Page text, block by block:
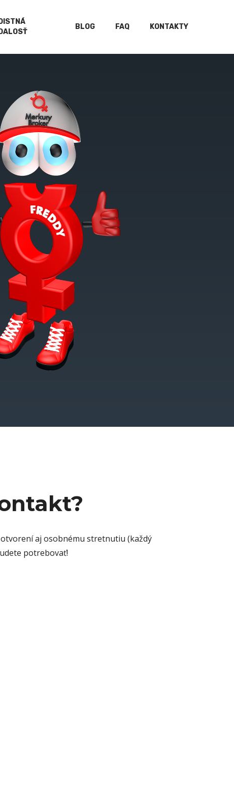
BLOG FAQ KONTAKTY
aj osobnému stretnutiu (každý
potrebovať!